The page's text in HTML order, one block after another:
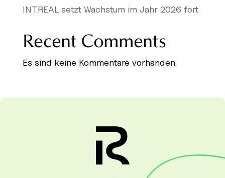
INTREAL setzt Wachstum im Jahr 2026 fort
Recent Comments
Es sind keine Kommentare vorhanden.